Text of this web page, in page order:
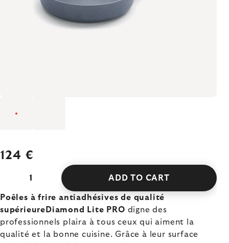
124 €
ADD TO CART
Poêles à frire antiadhésives de qualité
supérieureDiamond Lite PRO digne des
professionnels plaira à tous ceux qui aiment la
qualité et la bonne cuisine. Grâce à leur surface